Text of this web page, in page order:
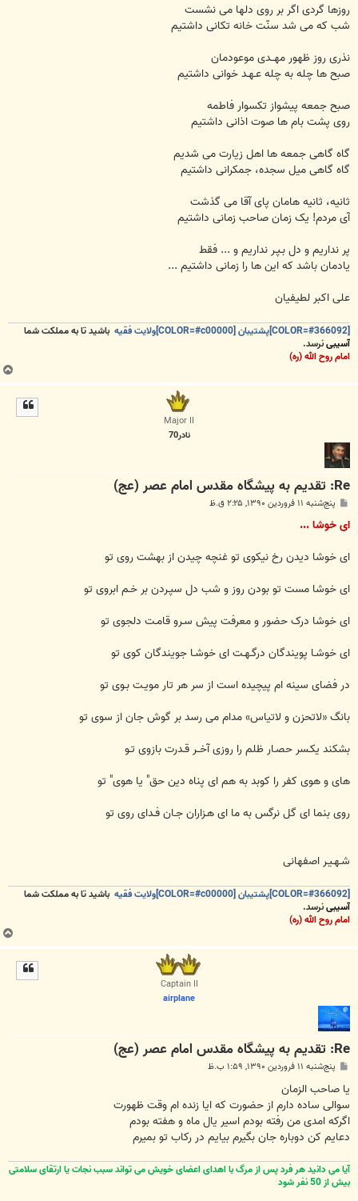
روزها گردی اگر بر روی دلها می نشست
شب که می شد سنّت خانه تکانی داشتیم
نذری روز ظهور مهــدی موعودمان
صبح ها چله به چله عـهـد خوانی داشتیم
صبح جمعه پیشواز تکسوار فاطمه
روی پشت بام ها صوت اذانی داشتیم
گاه گاهی جمعه ها اهل زیارت می شدیم
گاه گاهی میل سجده، جمکرانی داشتیم
ثانیه، ثانیه هامان پای آقا می گذشت
آی مردم! یک زمان صاحب زمانی داشتیم
پر نداریم و دل بـپـر نداریم و ... فقط
یادمان باشد که این ها را زمانی داشتیم ...
علی اکبر لطیفیان
باشید تا به مملکت شما
آسیبینرسد.
امام روح الله (ره)
ب
ا
Major II
نادر70
Re: تقدیم به پیشگاه مقدس امام عصر (عج)
پ
ت
پنج‌شنبه ۱۱ فروردین ۱۳۹۰, ۲:۲۵ ق.ظ
ای خوشا ...
ای خوشا دیدن رخ نیکوی تو غنچه چیدن از بهشت روی تو
ای خوشا مست تو بودن روز و شب دل سپـردن بر خـم ابروی تو
ای خوشا درک حضور و معرفت پیش سـرو قامـت دلجوی تو
ای خوشـا پویندگان درگـهـت ای خوشـا جویندگان کوی تو
در فضای سینه ام پیچیده است از سر هر تار مویـت بـوی تو
بانگ «لاتحزن و لاتیاس» مدام می رسد بر گوش جان از سوی تو
بشکند یکـسر حصـار ظلم را روزی آخــر قـدرت بازوی تـو
های و هوی کفر را کوبد به هم ای پناه دین حق" یا هوی" تو
روی بنما ای گل نرگس به ما ای هـزاران جـان فـدای روی تو
شـهـیـر اصفهانی
باشید تا به مملکت شما
آسیبینرسد.
امام روح الله (ره)
ب
ا
Captain II
airplane
Re: تقدیم به پیشگاه مقدس امام عصر (عج)
پ
ت
پنج‌شنبه ۱۱ فروردین ۱۳۹۰, ۱:۵۹ ب.ظ
یا صاحب الزمان
سوالی ساده دارم از حضورت که ایا زنده ام وقت ظهورت
اگرکه امدی من رفته بودم اسیر یال ماه و هفته بودم
دعایم کن دوباره جان بگیرم بیایم در رکاب تو بمیرم
آیا می دانید هر فرد پس از مرگ با اهدای اعضای خویش می تواند سبب نجات یا ارتقای سلامتی
بیش از 50 نفر شود